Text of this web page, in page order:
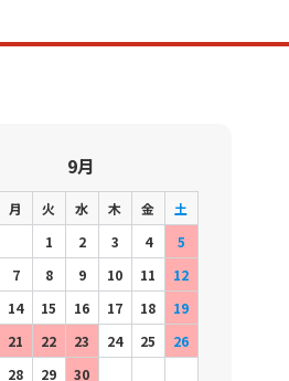
9月
月 火 水 木 金
土
1
2 3 4
5
7 8 9 10 11
12
14 15 16 17 18
19
21 22 23 24 25
26
28 29 30